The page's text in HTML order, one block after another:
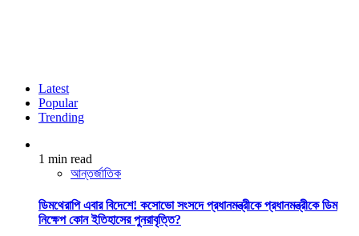
Latest
Popular
Trending
1 min read
আন্তর্জাতিক
ডিমথেরাপি এবার বিদেশে! কসোভো সংসদে প্রধানমন্ত্রীকে প্রধানমন্ত্রীকে ডিম
নিক্ষেপ কোন ইতিহাসের পুনরাবৃত্তি?